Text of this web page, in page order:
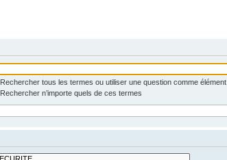
Rechercher tous les termes ou utiliser une question comme élément
Rechercher n’importe quels de ces termes